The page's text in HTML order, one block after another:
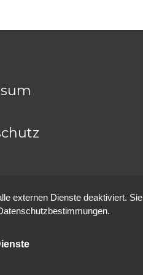
externen Dienste deaktiviert. Sie